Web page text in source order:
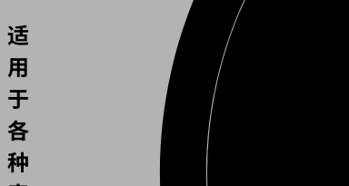
适
用
于
各
种